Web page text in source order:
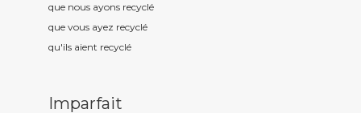
que nous ayons recyclé
que vous ayez recyclé
qu'ils aient recyclé
Imparfait